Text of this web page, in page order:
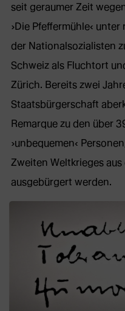
seit geraumer Zeit
›Die Pfeffermühle‹
der Nationalsozialisten
Schweiz als Fluchtort
Zürich. Bereits zwei
Staatsbürgerschaft
Remarque zu den über
›unbequemen‹
Zweiten Weltkrieges aus
ausgebürgert werden.